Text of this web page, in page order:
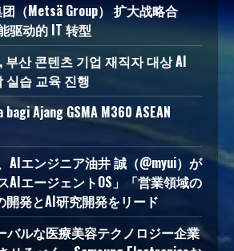
（Metsä Group） 扩大战略合
驱动的 IT 转型
부산 콘텐츠 기업 재직자 대상 AI
실습 교육 진행
Ajang GSMA M360 ASEAN
AIエンジニア油井 誠（@myui）が
AIエージェントOS」「営業領域の
開発とAI研究開発をリード
バルな医療美容テクノロジー企業